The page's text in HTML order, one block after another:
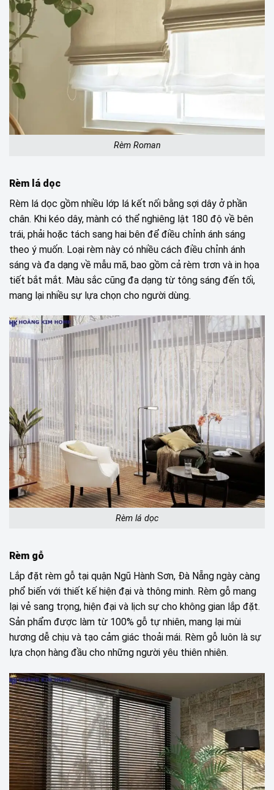
Rèm Roman
Rèm lá dọc
Rèm lá dọc gồm nhiều lớp lá kết nối bằng sợi dây ở phần
chân. Khi kéo dây, mành có thể nghiêng lật 180 độ về bên
trái, phải hoặc tách sang hai bên để điều chỉnh ánh sáng
theo ý muốn. Loại rèm này có nhiều cách điều chỉnh ánh
sáng và đa dạng về mẫu mã, bao gồm cả rèm trơn và in họa
tiết bắt mắt. Màu sắc cũng đa dạng từ tông sáng đến tối,
mang lại nhiều sự lựa chọn cho người dùng.
Rèm lá dọc
Rèm gỗ
Lắp đặt rèm gỗ tại quận Ngũ Hành Sơn, Đà Nẵng ngày càng
phổ biến với thiết kế hiện đại và thông minh. Rèm gỗ mang
lại vẻ sang trọng, hiện đại và lịch sự cho không gian lắp đặt.
Sản phẩm được làm từ 100% gỗ tự nhiên, mang lại mùi
hương dễ chịu và tạo cảm giác thoải mái. Rèm gỗ luôn là sự
lựa chọn hàng đầu cho những người yêu thiên nhiên.